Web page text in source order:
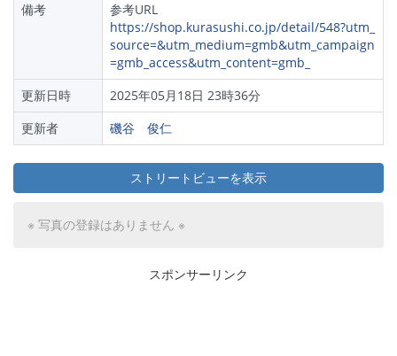
備考
参考URL
https://shop.kurasushi.co.jp/detail/548?utm_
source=&utm_medium=gmb&utm_campaign
=gmb_access&utm_content=gmb_
更新日時
2025年05月18日 23時36分
更新者
磯谷 俊仁
ストリートビューを表示
※ 写真の登録はありません ※
スポンサーリンク